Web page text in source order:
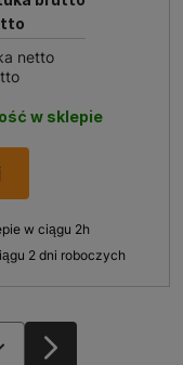
netto
w sklepie
w ciągu 2h
2 dni roboczych